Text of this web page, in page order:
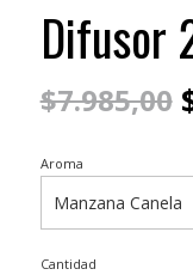
Difusor
$7.985,00
Aroma
Cantidad